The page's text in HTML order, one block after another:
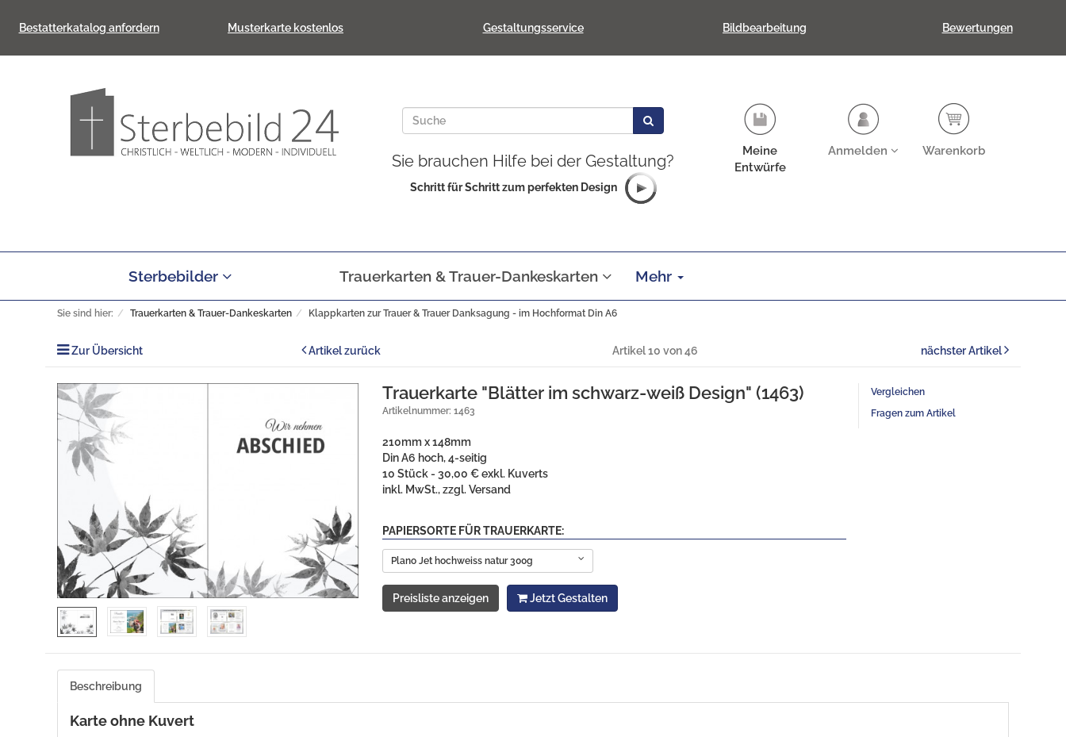
Bestatterkatalog anfordern Musterkarte kostenlos Gestaltungsservice Bildbearbeitung Bewertungen
Sie brauchen Hilfe bei der Gestaltung?
Schritt für Schritt zum perfekten Design
Meine
Entwürfe
Anmelden Warenkorb
Sterbebilder Trauerkarten & Trauer-Dankeskarten Mehr
Sie sind hier: Trauerkarten & Trauer-Dankeskarten Klappkarten zur Trauer & Trauer Danksagung - im Hochformat Din A6
Zur Übersicht Artikel zurück Artikel 10 von 46 nächster Artikel
Trauerkarte "Blätter im schwarz-weiß Design" (1463)
Artikelnummer: 1463
210mm x 148mm
Din A6 hoch, 4-seitig
10 Stück - 30,00 € exkl. Kuverts
inkl. MwSt., zzgl. Versand
PAPIERSORTE FÜR TRAUERKARTE:
Plano Jet hochweiss natur 300g
Preisliste anzeigen Jetzt Gestalten
Vergleichen
Fragen zum Artikel
Beschreibung
Karte ohne Kuvert